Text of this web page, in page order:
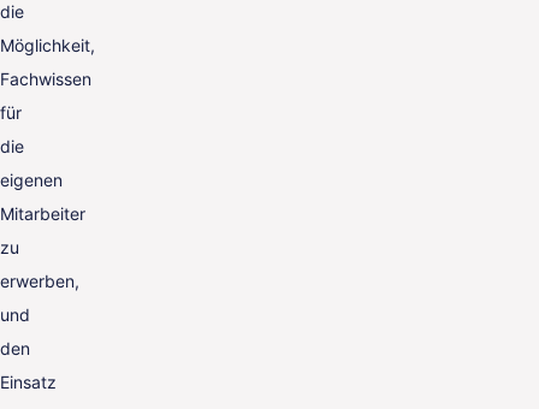
die
Möglichkeit,
Fachwissen
für
die
eigenen
Mitarbeiter
zu
erwerben,
und
den
Einsatz